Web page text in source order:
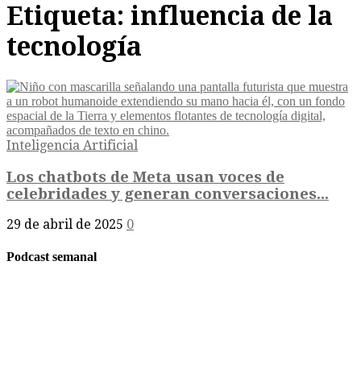
Etiqueta: influencia de la
tecnología
Inteligencia Artificial
Los chatbots de Meta usan voces de
celebridades y generan conversaciones...
29 de abril de 2025 0
Podcast semanal